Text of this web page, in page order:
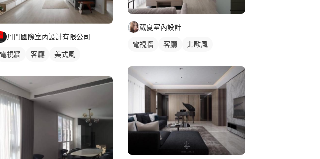
丹門國際室內設計有限公司
電視牆 客廳 美式風
葳夏室內設計
電視牆 客廳 北歐風